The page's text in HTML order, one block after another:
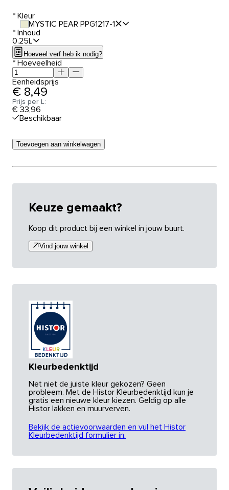
* Kleur
MYSTIC PEAR PPG1217-1
* Inhoud
0.25L
Hoeveel verf heb ik nodig?
* Hoeveelheid
Eenheidsprijs
€ 8,49
Prijs per L:
€ 33,96
Beschikbaar
Toevoegen aan winkelwagen
Keuze gemaakt?
Koop dit product bij een winkel in jouw buurt.
Vind jouw winkel
Kleurbedenktijd
Net niet de juiste kleur gekozen? Geen
probleem. Met de Histor Kleurbedenktijd kun je
gratis een nieuwe kleur kiezen. Geldig op alle
Histor lakken en muurverven.
Bekijk de actievoorwaarden en vul het Histor
Kleurbedenktijd formulier in.